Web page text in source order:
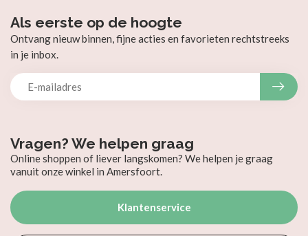
Vragen? We helpen graag
Online shoppen of liever langskomen? We helpen je graag
vanuit onze winkel in Amersfoort.
Klantenservice
Als eerste op de hoogte
Ontvang nieuw binnen, fijne acties en favorieten rechtstreeks
in je inbox.